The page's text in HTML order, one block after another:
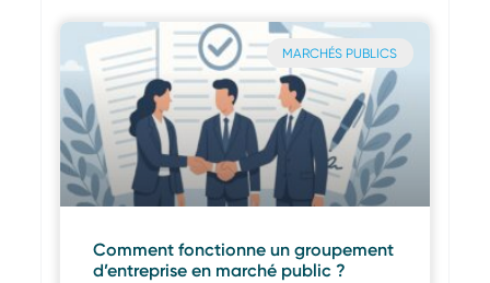
MARCHÉS PUBLICS
Comment fonctionne un groupement
d’entreprise en marché public ?